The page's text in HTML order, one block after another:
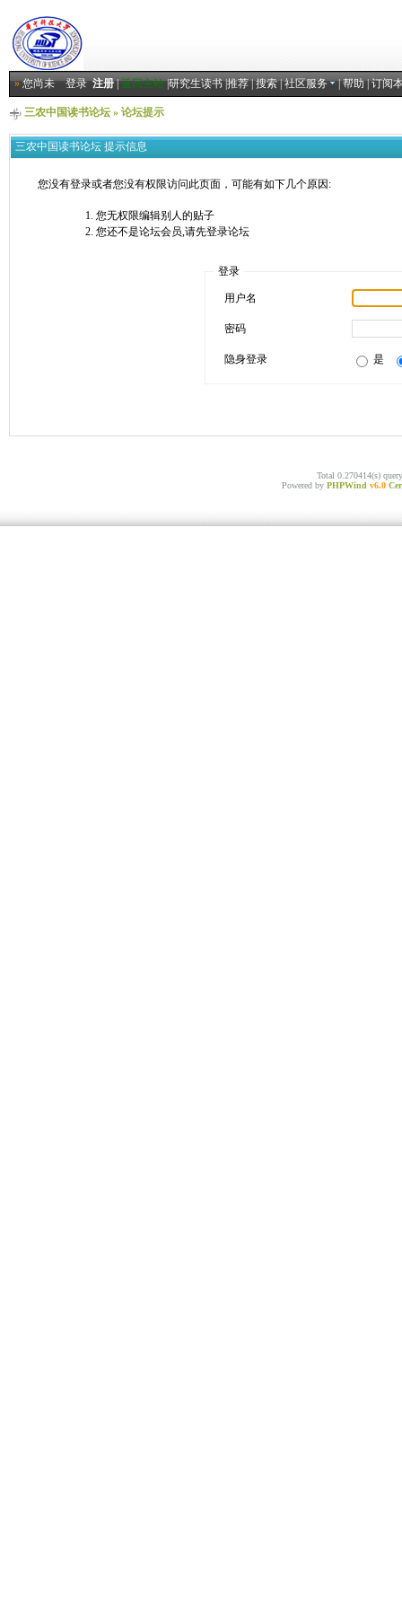
»您尚未登录 注册|返回主站|研究生读书|推荐|搜索|社区服务 |帮助|订阅
三农中国读书论坛» 论坛提示
三农中国读书论坛 提示信息
您没有登录或者您没有权限访问此页面，可能有如下几个原因:
您无权限编辑别人的贴子
您还不是论坛会员,请先登录论坛
登录
用户名
密码
隐身登录 是
Total 0.270414(s)
Powered by PHPWind v6.0